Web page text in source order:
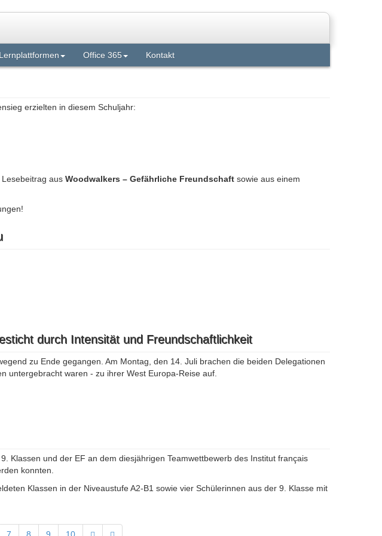
Lernplattformen Office 365 Kontakt
erzielten in diesem Schuljahr:
aus Woodwalkers – Gefährliche Freundschaft sowie aus einem
durch Intensität und Freundschaftlichkeit
zu Ende gegangen. Am Montag, den 14. Juli brachen die beiden Delegationen
untergebracht waren - zu ihrer West Europa-Reise auf.
Klassen und der EF an dem diesjährigen Teamwettbewerb des Institut français
konnten.
Klassen in der Niveaustufe A2-B1 sowie vier Schülerinnen aus der 9. Klasse mit